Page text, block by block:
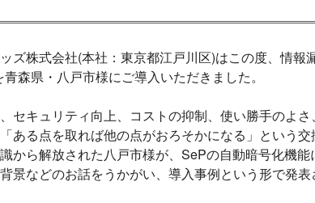
ズ株式会社(本社：東京都江戸川区)はこの度、情報
森県・八戸市様にご導入いただきました。
セキュリティ向上、コストの抑制、使い勝手のよ
ある点を取れば他の点がおろそかになる」という
から解放された八戸市様が、SePの自動暗号化機
景などのお話をうかがい、導入事例という形で発